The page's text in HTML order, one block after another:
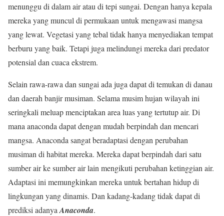
menunggu di dalam air atau di tepi sungai. Dengan hanya kepala
mereka yang muncul di permukaan untuk mengawasi mangsa
yang lewat. Vegetasi yang tebal tidak hanya menyediakan tempat
berburu yang baik. Tetapi juga melindungi mereka dari predator
potensial dan cuaca ekstrem.
Selain rawa-rawa dan sungai ada juga dapat di temukan di danau
dan daerah banjir musiman. Selama musim hujan wilayah ini
seringkali meluap menciptakan area luas yang tertutup air. Di
mana anaconda dapat dengan mudah berpindah dan mencari
mangsa. Anaconda sangat beradaptasi dengan perubahan
musiman di habitat mereka. Mereka dapat berpindah dari satu
sumber air ke sumber air lain mengikuti perubahan ketinggian air.
Adaptasi ini memungkinkan mereka untuk bertahan hidup di
lingkungan yang dinamis. Dan kadang-kadang tidak dapat di
prediksi adanya Anaconda.